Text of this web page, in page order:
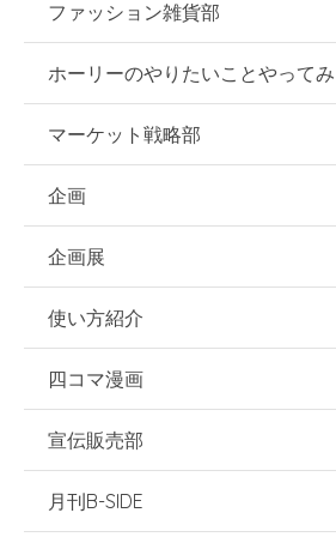
ファッション雑貨部
ホーリーのやりたいことやってみ
マーケット戦略部
企画
企画展
使い方紹介
四コマ漫画
宣伝販売部
月刊B-SIDE